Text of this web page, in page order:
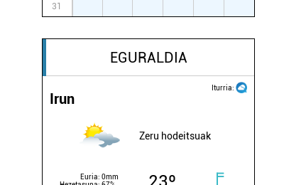
31
EGURALDIA
Iturria:
Irun
Zeru hodeitsuak
Euria: 0mm